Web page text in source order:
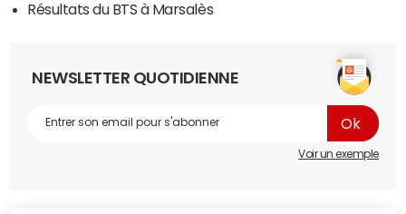
Résultats du BTS à Marsalès
NEWSLETTER QUOTIDIENNE
Voir un exemple